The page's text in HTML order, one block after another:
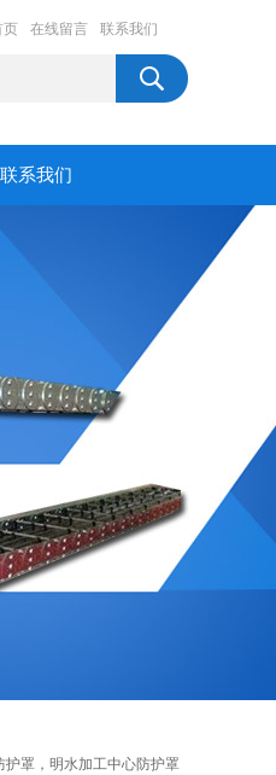
页 在线留言 联系我们
联系我们
罩，明水加工中心防护罩